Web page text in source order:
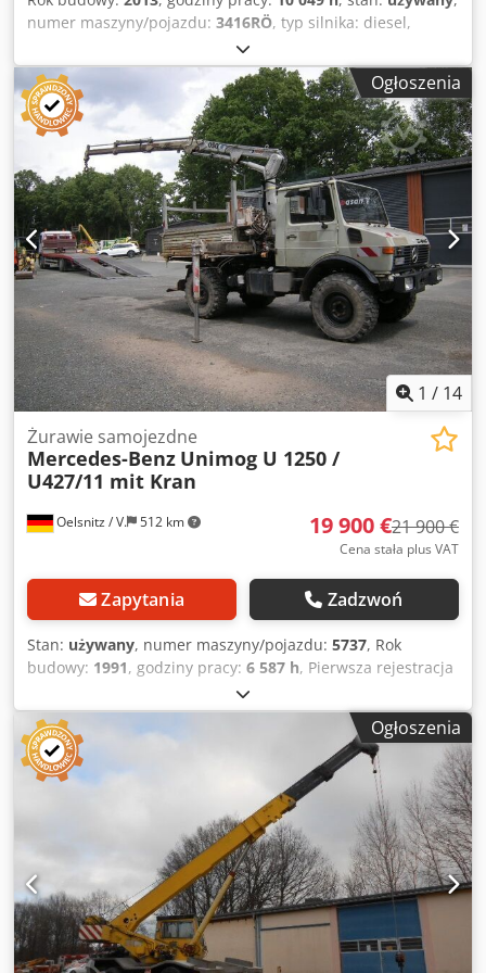
numer maszyny/pojazdu: 3416RÖ, typ silnika: diesel,
producent: Mercedes-Benz Chjdpfezcbpkex Ab Rja
Ogłoszenia
1 / 14
Oelsnitz / V. 512 km
Żurawie samojezdne
Mercedes-Benz Unimog U 1250 /
U427/11 mit Kran
19 900 €21 900 €
Cena stała plus VAT
Zapytania Zadzwoń
Stan: używany, numer maszyny/pojazdu: 5737, Rok
budowy: 1991, godziny pracy: 6 587 h, Pierwsza rejestracja
Dopuszczalna masa całkowita: 7.490 kg Napęd: Diesel 4x4
Napęd przez 6-cylindrowy silnik Diesla Mercedes o mocy
92 kW / 125 KM, pojemność 5957 cm³ 16-biegowa
manualna skrzynia biegów Cjdpezru Ecsfx Ab Rsha Kabina
kierowcy z 3 miejscami siedzącymi Rozmiar opon: 365/80 R
20, bieżnik 14-16 mm, rozstaw osi 3300 mm Wymiary
całkowite (dł. x szer. x wys.): 5500 x 2265 x 3400 mm Masa
własna: 6.960 kg Dopuszczalne obciążenie osi przedniej:
4400 kg, tylnej: 4400 kg ABS, radio, blokada mechanizmu
różnicowego, wspomaganie kierownicy, kliny pod koła
Żuraw HIAB 050 z pilotem przewodowym Wywrotka
trójstronna nieaktywna z powodu odciążenia, 230 x 210 x
45 cm Burty stalowe Zaczep oczkowy 40 mm, 2 x drzwi
Ogłoszenia